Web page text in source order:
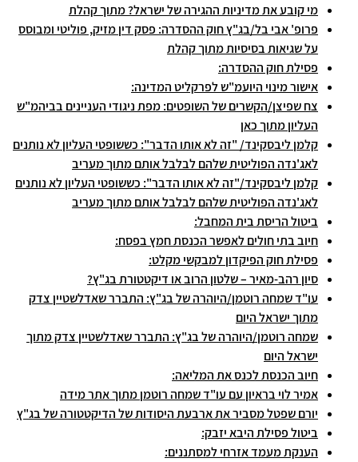
מי קובע את מדיניות ההגירה של ישראל? מתוך קהלת
פרופ' אבי בל/בג"ץ חוק ההסדרה: פסק דין מזיק, פוליטי ומבוסס
על שגיאות בסיסיות מתוך קהלת
פסילת חוק ההסדרה:
אישור מינוי היועמ"ש לפרקליט המדינה:
צח שפיצן/הקשרים של השופטים: מפת ניגודי העניינים בביהמ"ש
העליון מתוך כאן
קלמן ליבסקינד/ "זה לא אותו הדבר": כששופטי העליון לא נותנים
לאג'נדה הפוליטית שלהם לבלבל אותם מתוך מעריב
קלמן ליבסקינד/"זה לא אותו הדבר": כששופטי העליון לא נותנים
לאג'נדה הפוליטית שלהם לבלבל אותם מתוך מעריב
ביטול הריסת בית המחבל:
חיוב בתי חולים לאפשר הכנסת חמץ בפסח:
פסילת חוק הפיקדון למבקשי מקלט:
סיון רהב-מאיר – שלטון הרוב או דיקטטורת בג"ץ?
עו"ד שמחה רוטמן/היוהרה של בג"ץ: התברר שאדלשטיין צדק
מתוך ישראל היום
שמחה רוטמן/היוהרה של בג"ץ: התברר שאדלשטיין צדק מתוך
ישראל היום
חיוב הכנסת לכנס את המליאה:
אמיר לוי בראיון עם עו"ד שמחה רוטמן מתוך אתר מידה
יורם שפטל מסביר את ארבעת היסודות של הדיקטטורה של בג"ץ
ביטול פסילת היבא יזבק:
הענקת מעמד אזרחי למסתננים: